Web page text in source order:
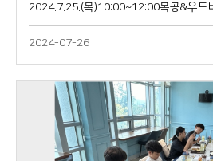
2024.7.25.(목)10:00~12:00목공&우드
2024-07-26